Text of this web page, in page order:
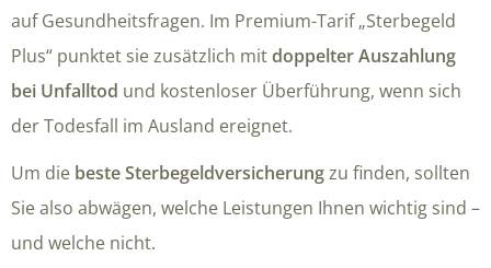
auf Gesundheitsfragen. Im Premium-Tarif „Sterbegeld
Plus“ punktet sie zusätzlich mitdoppelter Auszahlung
bei Unfalltod und kostenloser Überführung, wenn sich
der Todesfall im Ausland ereignet.
Um die beste Sterbegeldversicherungzu finden, sollten
Sie also abwägen, welche Leistungen Ihnen wichtig sind –
und welche nicht.